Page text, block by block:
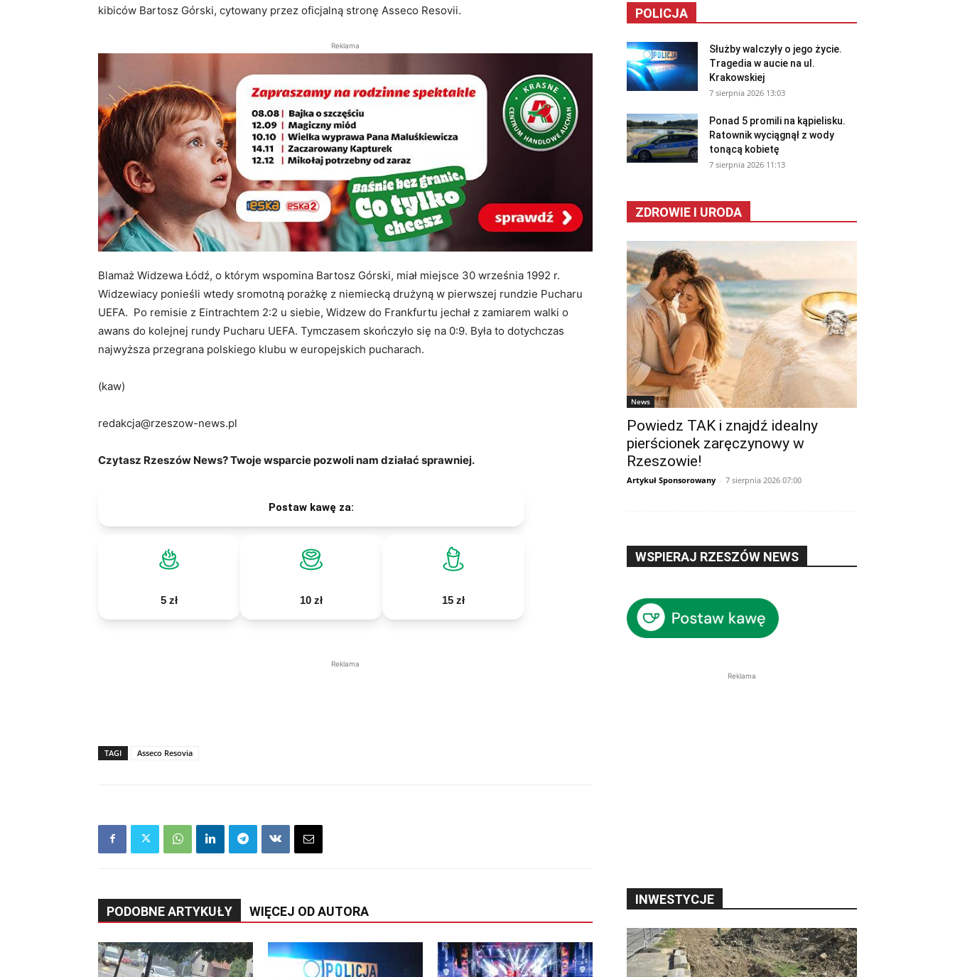
kibiców Bartosz Górski, cytowany przez oficjalną stronę Asseco Resovii.
Reklama
Blamaż Widzewa Łódź, o którym wspomina Bartosz Górski, miał miejsce 30 września 1992 r.
Widzewiacy ponieśli wtedy sromotną porażkę z niemiecką drużyną w pierwszej rundzie Pucharu
UEFA. Po remisie z Eintrachtem 2:2 u siebie, Widzew do Frankfurtu jechał z zamiarem walki o
awans do kolejnej rundy Pucharu UEFA. Tymczasem skończyło się na 0:9. Była to dotychczas
najwyższa przegrana polskiego klubu w europejskich pucharach.
(kaw)
redakcja@rzeszow-news.pl
Czytasz Rzeszów News? Twoje wsparcie pozwoli nam działać sprawniej.
Postaw kawę za:
5 zł 10 zł 15 zł
Reklama
TAGI Asseco Resovia
PODOBNE ARTYKUŁY WIĘCEJ OD AUTORA
POLICJA
Służby walczyły o jego życie.
Tragedia w aucie na ul.
Krakowskiej
7 sierpnia 2026 13:03
Ponad 5 promili na kąpielisku.
Ratownik wyciągnął z wody
tonącą kobietę
7 sierpnia 2026 11:13
ZDROWIE I URODA
News
Powiedz TAK i znajdź idealny
pierścionek zaręczynowy w
Rzeszowie!
Artykuł Sponsorowany - 7 sierpnia 2026 07:00
WSPIERAJ RZESZÓW NEWS
Reklama
INWESTYCJE